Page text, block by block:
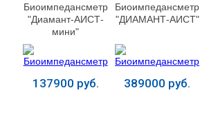
Биоимпедансметр
"Диамант-АИСТ-
мини"
137900 руб.
Биоимпедансметр
"ДИАМАНТ-АИСТ"
389000 руб.